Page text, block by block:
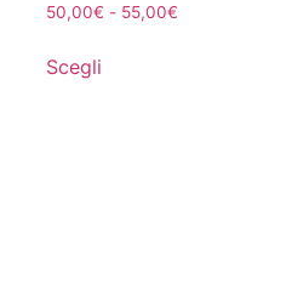
50,00€ - 55,00€
Scegli